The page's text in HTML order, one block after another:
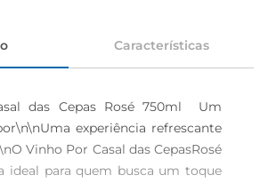
Características
das Cepas Rosé 750ml  Um
experiência refrescante
Vinho Por Casal das CepasRosé
ideal para quem busca um toque